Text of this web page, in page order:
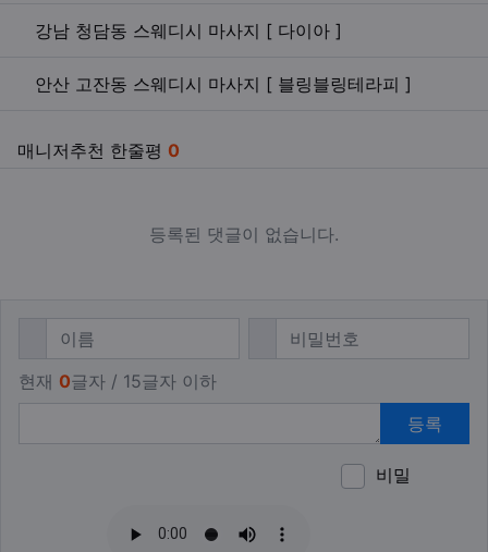
관련자료
강남 청담동 스웨디시 마사지 [ 다이아 ]
안산 고잔동 스웨디시 마사지 [ 블링블링테라피 ]
매니저추천 한줄평 0
등록된 댓글이 없습니다.
댓글쓰기
필수 비밀번호필수
현재 0글자 / 15글자 이하
등록
비밀